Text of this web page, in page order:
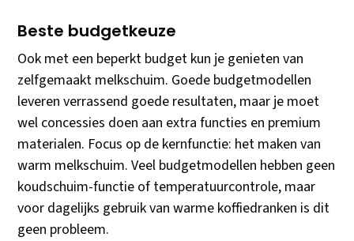
Beste budgetkeuze
Ook met een beperkt budget kun je genieten van
zelfgemaakt melkschuim. Goede budgetmodellen
leveren verrassend goede resultaten, maar je moet
wel concessies doen aan extra functies en premium
materialen. Focus op de kernfunctie: het maken van
warm melkschuim. Veel budgetmodellen hebben geen
koudschuim-functie of temperatuurcontrole, maar
voor dagelijks gebruik van warme koffiedranken is dit
geen probleem.